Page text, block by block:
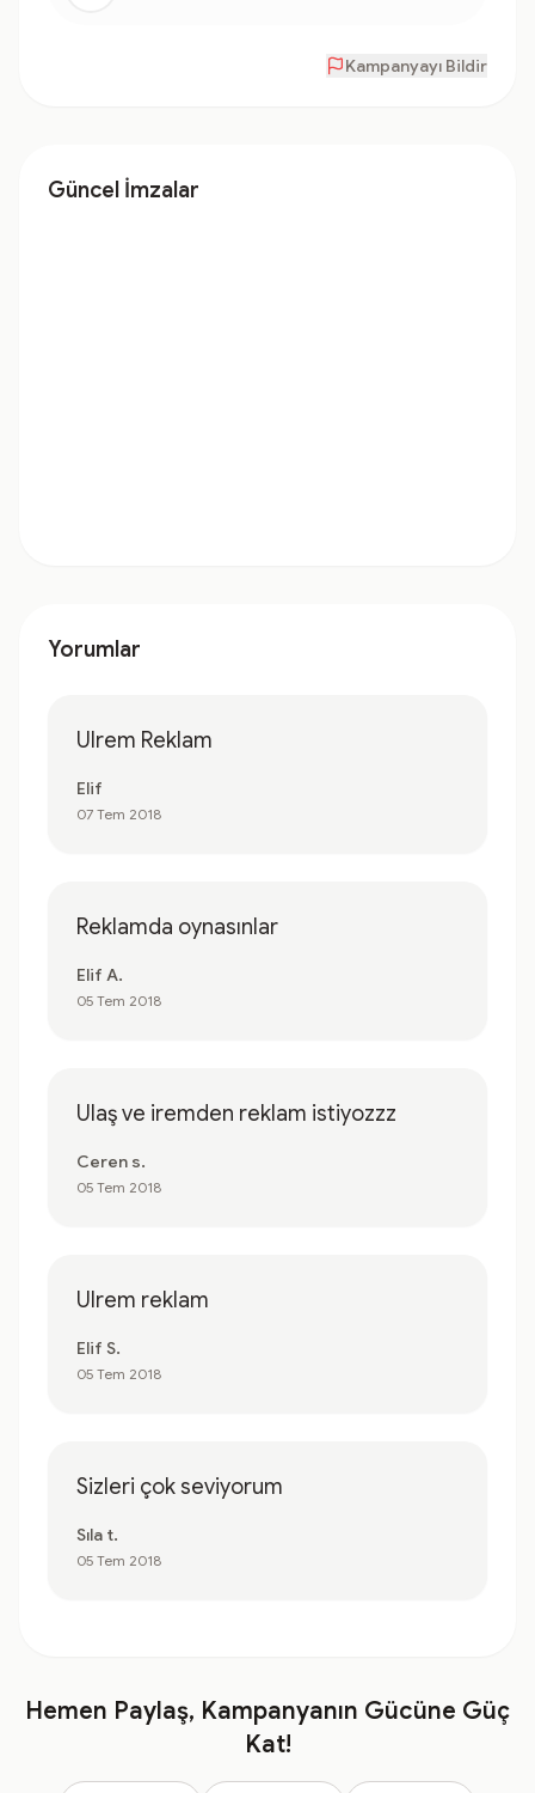
Kampanyayı Bildir
Güncel İmzalar
Yorumlar
Ulrem Reklam
Elif
07 Tem 2018
Reklamda oynasınlar
Elif A.
05 Tem 2018
Ulaş ve iremden reklam istiyozzz
Ceren s.
05 Tem 2018
Ulrem reklam
Elif S.
05 Tem 2018
Sizleri çok seviyorum
Sıla t.
05 Tem 2018
Hemen Paylaş, Kampanyanın Gücüne Güç
Kat!